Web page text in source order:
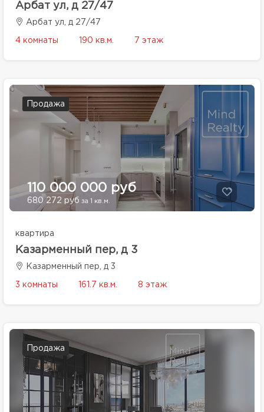
Арбат ул, д 27/47
Арбат ул, д 27/47
4 комнаты 190 кв.м. 7 этаж
Продажа
110 000 000 руб
680 272 руб за 1 кв.м.
квартира
Казарменный пер, д 3
Казарменный пер, д 3
3 комнаты 161.7 кв.м. 8 этаж
Продажа